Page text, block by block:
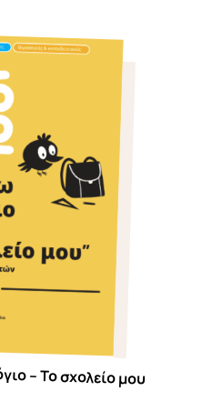
– Το σχολείο μου